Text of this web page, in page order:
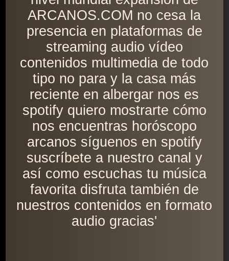
ARCANOS.COM no cesa la
presencia en plataformas de
streaming audio vídeo
contenidos multimedia de todo
tipo no para y la casa más
reciente en albergar nos es
spotify quiero mostrarte cómo
nos encuentras horóscopo
arcanos síguenos en spotify
suscríbete a nuestro canal y
así como escuchas tu música
favorita disfruta también de
nuestros contenidos en formato
audio gracias'